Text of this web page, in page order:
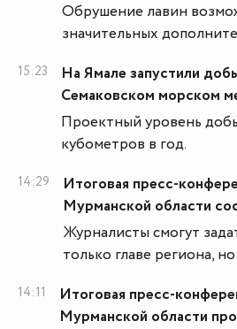
Обрушение лавин
значительных
15:23
На Ямале запустили
Семаковском морском
Проектный уровень
кубометров в год.
14:29
Итоговая пресс-
Мурманской области
Журналисты смогут
только главе региона,
14:11
Итоговая пресс-
Мурманской области